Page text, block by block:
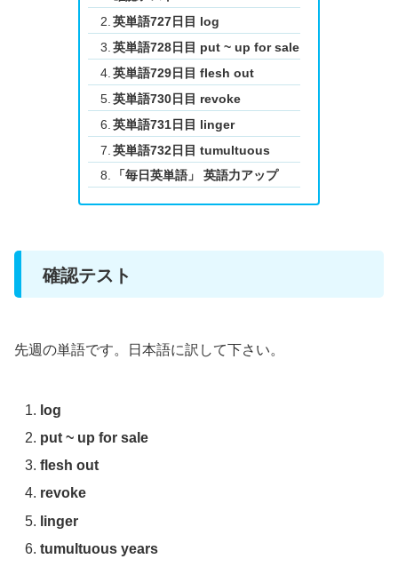
英単語727日目 log
英単語728日目 put ~ up for sale
英単語729日目 flesh out
英単語730日目 revoke
英単語731日目 linger
英単語732日目 tumultuous
「毎日英単語」 英語力アップ
確認テスト
先週の単語です。日本語に訳して下さい。
log
put ~ up for sale
flesh out
revoke
linger
tumultuous years